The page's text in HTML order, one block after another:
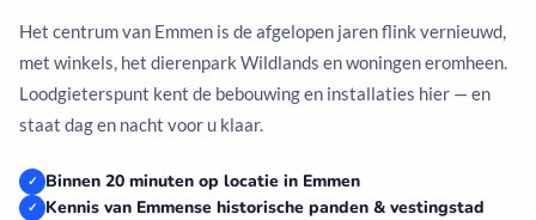
Het centrum van Emmen is de afgelopen jaren flink vernieuwd,
met winkels, het dierenpark Wildlands en woningen eromheen.
Loodgieterspunt kent de bebouwing en installaties hier — en
staat dag en nacht voor u klaar.
✓ Binnen 20 minuten op locatie in Emmen
✓ Kennis van Emmense historische panden & vestingstad